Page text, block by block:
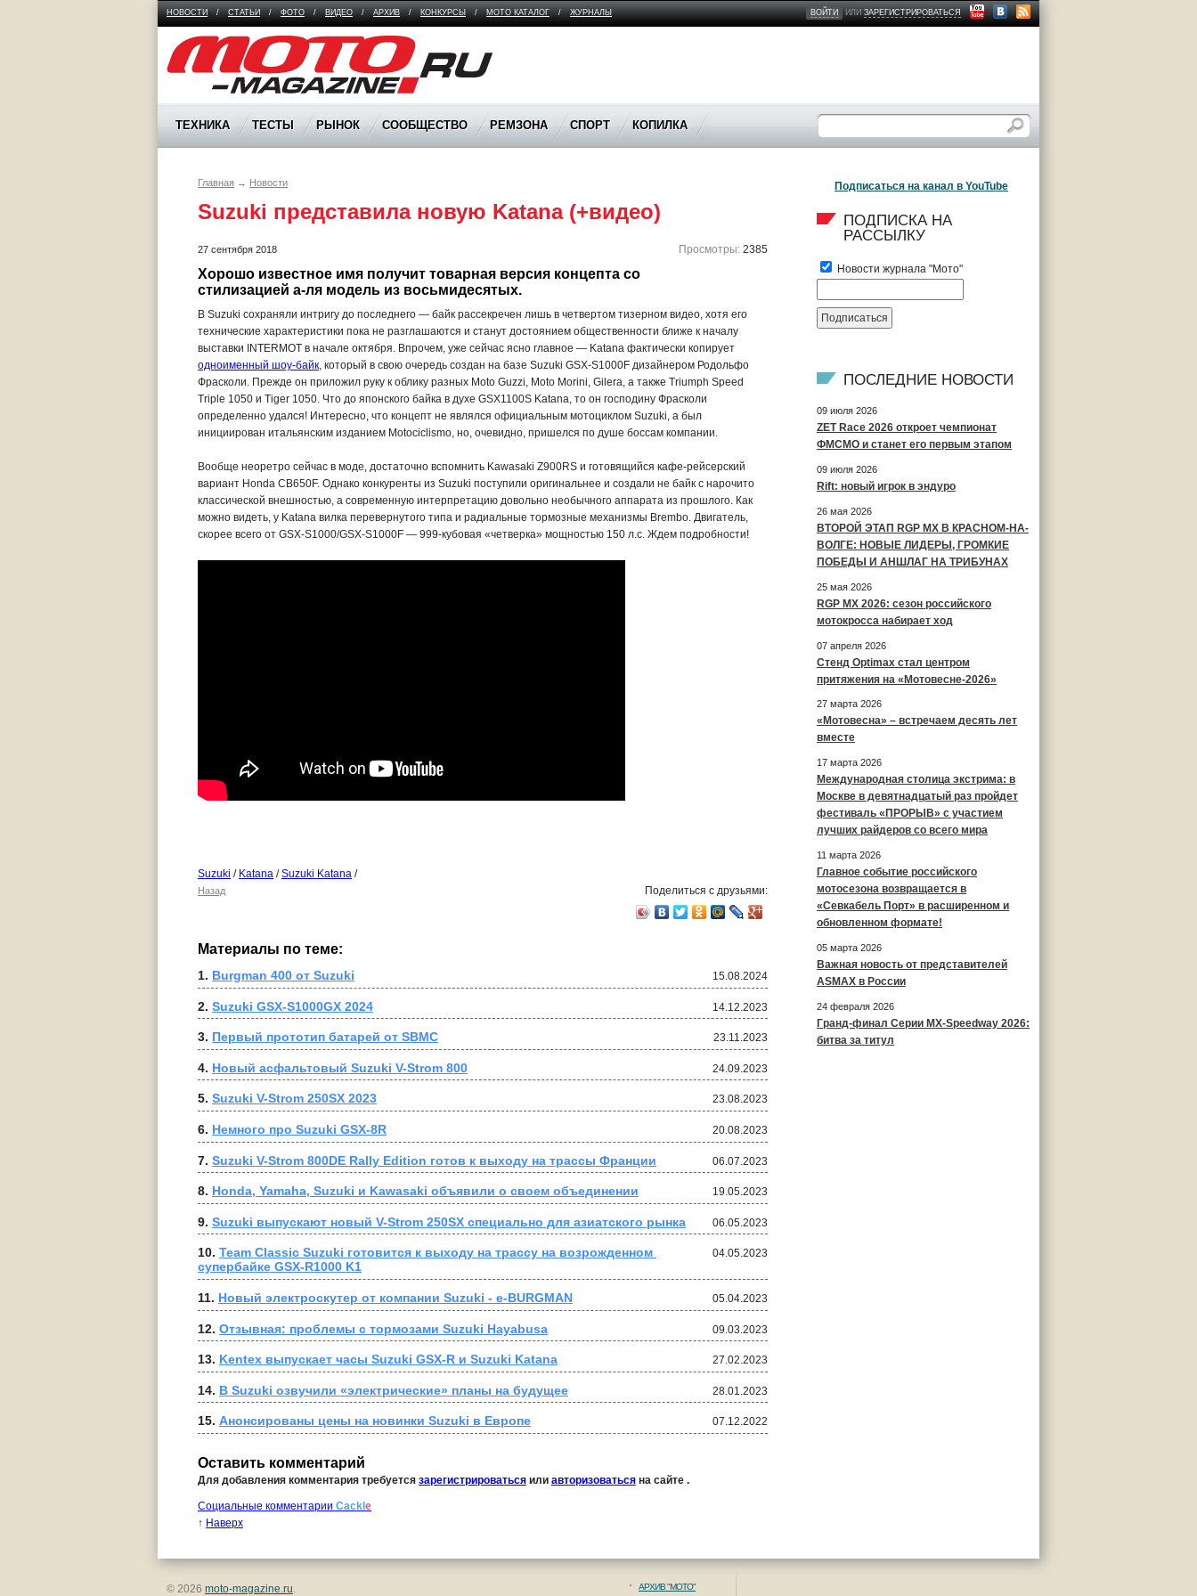
НОВОСТИ / СТАТЬИ / ФОТО / ВИДЕО / АРХИВ / КОНКУРСЫ / МОТО КАТАЛОГ / ЖУРНАЛЫ ВОЙТИ ИЛИЗАРЕГИСТРИРОВАТЬСЯ
Moto Magazine
ТЕХНИКА ТЕСТЫ РЫНОК СООБЩЕСТВО РЕМЗОНА СПОРТ КОПИЛКА
Главная → Новости
Suzuki представила новую Katana (+видео)
Просмотры: 2385
27 сентября 2018
Хорошо известное имя получит товарная версия концепта со
стилизацией а-ля модель из восьмидесятых.
В Suzuki сохраняли интригу до последнего — байк рассекречен лишь в четвертом тизерном видео, хотя его
технические характеристики пока не разглашаются и станут достоянием общественности ближе к началу
выставки INTERMOT в начале октября. Впрочем, уже сейчас ясно главное — Katana фактически копирует
одноименный шоу-байк, который в свою очередь создан на базе Suzuki GSX-S1000F дизайнером Родольфо
Фрасколи. Прежде он приложил руку к облику разных Moto Guzzi, Moto Morini, Gilera, а также Triumph Speed
Triple 1050 и Tiger 1050. Что до японского байка в духе GSX1100S Katana, то он господину Фрасколи
определенно удался! Интересно, что концепт не являлся официальным мотоциклом Suzuki, а был
инициирован итальянским изданием Motociclismo, но, очевидно, пришелся по душе боссам компании.
Вообще неоретро сейчас в моде, достаточно вспомнить Kawasaki Z900RS и готовящийся кафе-рейсерский
вариант Honda CB650F. Однако конкуренты из Suzuki поступили оригинальнее и создали не байк с нарочито
классической внешностью, а современную интерпретацию довольно необычного аппарата из прошлого. Как
можно видеть, у Katana вилка перевернутого типа и радиальные тормозные механизмы Brembo. Двигатель,
скорее всего от GSX-S1000/GSX-S1000F — 999-кубовая «четверка» мощностью 150 л.с. Ждем подробности!
Suzuki / Katana /Suzuki Katana /
Назад Поделиться с друзьями:
Материалы по теме:
15.08.2024
1. Burgman 400 от Suzuki
14.12.2023
2. Suzuki GSX-S1000GX 2024
23.11.2023
3. Первый прототип батарей от SBMC
24.09.2023
4. Новый асфальтовый Suzuki V-Strom 800
23.08.2023
5. Suzuki V-Strom 250SX 2023
20.08.2023
6. Немного про Suzuki GSX-8R
06.07.2023
7. Suzuki V-Strom 800DE Rally Edition готов к выходу на трассы Франции
19.05.2023
8. Honda, Yamaha, Suzuki и Kawasaki объявили о своем объединении
06.05.2023
9. Suzuki выпускают новый V-Strom 250SX специально для азиатского рынка
04.05.2023
10. Team Classic Suzuki готовится к выходу на трассу на возрожденном
супербайке GSX-R1000 K1
05.04.2023
11. Новый электроскутер от компании Suzuki - e-BURGMAN
09.03.2023
12. Отзывная: проблемы с тормозами Suzuki Hayabusa
27.02.2023
13. Kentex выпускает часы Suzuki GSX-R и Suzuki Katana
28.01.2023
14. В Suzuki озвучили «электрические» планы на будущее
07.12.2022
15. Анонсированы цены на новинки Suzuki в Европе
Оставить комментарий
Для добавления комментария требуется зарегистрироваться или авторизоваться на сайте .
Социальные комментарии Cackl e
↑ Наверх
Подписаться на канал в YouTube
ПОДПИСКА НА
РАССЫЛКУ
Новости журнала "Мото"
ПОСЛЕДНИЕ НОВОСТИ
09 июля 2026
ZET Race 2026 откроет чемпионат
ФМСМО и станет его первым этапом
09 июля 2026
Rift: новый игрок в эндуро
26 мая 2026
ВТОРОЙ ЭТАП RGP MX В КРАСНОМ-НА-
ВОЛГЕ: НОВЫЕ ЛИДЕРЫ, ГРОМКИЕ
ПОБЕДЫ И АНШЛАГ НА ТРИБУНАХ
25 мая 2026
RGP MX 2026: сезон российского
мотокросса набирает ход
07 апреля 2026
Стенд Optimax стал центром
притяжения на «Мотовесне-2026»
27 марта 2026
«Мотовесна» – встречаем десять лет
вместе
17 марта 2026
Международная столица экстрима: в
Москве в девятнадцатый раз пройдет
фестиваль «ПРОРЫВ» с участием
лучших райдеров со всего мира
11 марта 2026
Главное событие российского
мотосезона возвращается в
«Севкабель Порт» в расширенном и
обновленном формате!
05 марта 2026
Важная новость от представителей
ASMAX в России
24 февраля 2026
Гранд-финал Серии MX-Speedway 2026:
битва за титул
© 2026 moto-magazine.ru. АРХИВ "МОТО"